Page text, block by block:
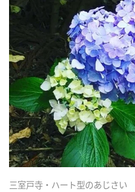
三室戸寺・ハート型のあじさ